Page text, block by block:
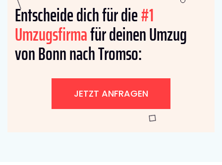
Entscheide dich für die#1
Umzugsfirmafür deinen Umzug
von Bonn nach Tromso:
JETZT ANFRAGEN